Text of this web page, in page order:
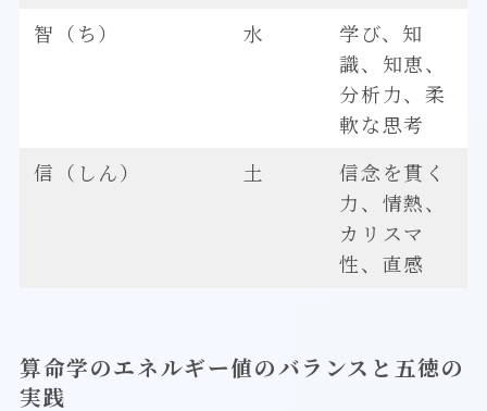
智（ち）
水
学び、知
識、知恵、
分析力、柔
軟な思考
信（しん）
土
信念を貫く
力、情熱、
カリスマ
性、直感
算命学のエネルギー値のバランスと五徳の
実践